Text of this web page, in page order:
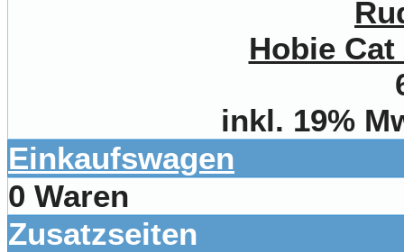
Hobie
inkl. 19%
Einkaufswagen
0 Waren
Zusatzseiten